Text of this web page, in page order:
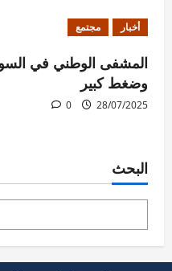
أخبار مجتمع
المشفى الوطني في
وضغط كبير
28/07/2025
0
البحث